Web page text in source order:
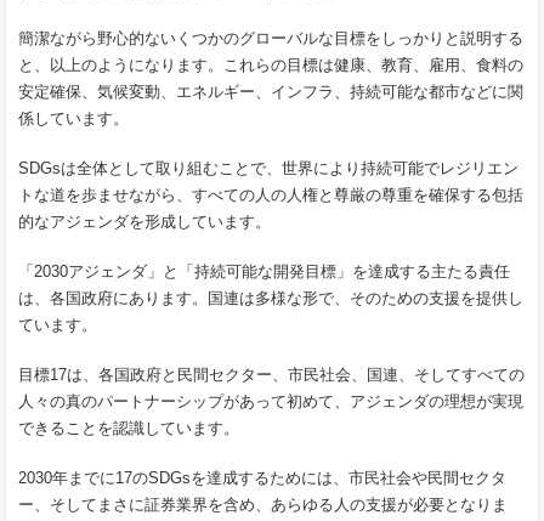
簡潔ながら野心的ないくつかのグローバルな目標をしっかりと説明する
と、以上のようになります。これらの目標は健康、教育、雇用、食料の
安定確保、気候変動、エネルギー、インフラ、持続可能な都市などに関
係しています。
SDGsは全体として取り組むことで、世界により持続可能でレジリエン
トな道を歩ませながら、すべての人の人権と尊厳の尊重を確保する包括
的なアジェンダを形成しています。
「2030アジェンダ」と「持続可能な開発目標」を達成する主たる責任
は、各国政府にあります。国連は多様な形で、そのための支援を提供し
ています。
目標17は、各国政府と民間セクター、市民社会、国連、そしてすべての
人々の真のパートナーシップがあって初めて、アジェンダの理想が実現
できることを認識しています。
2030年までに17のSDGsを達成するためには、市民社会や民間セクタ
ー、そしてまさに証券業界を含め、あらゆる人の支援が必要となりま